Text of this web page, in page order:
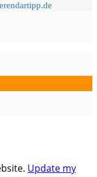
Update my